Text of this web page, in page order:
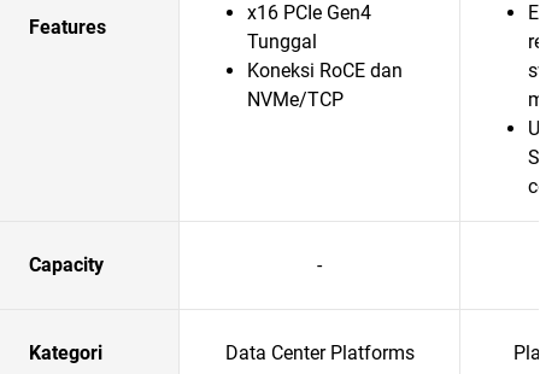
Features
x16 PCIe Gen4
Tunggal
Koneksi RoCE dan
NVMe/TCP
Capacity -
Kategori Data Center Platforms